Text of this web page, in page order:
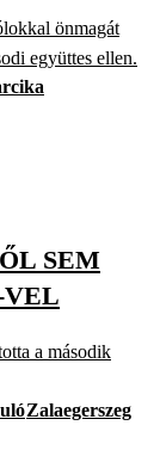
önmagát
együttes ellen.
SEM
a második
Zalaegerszeg